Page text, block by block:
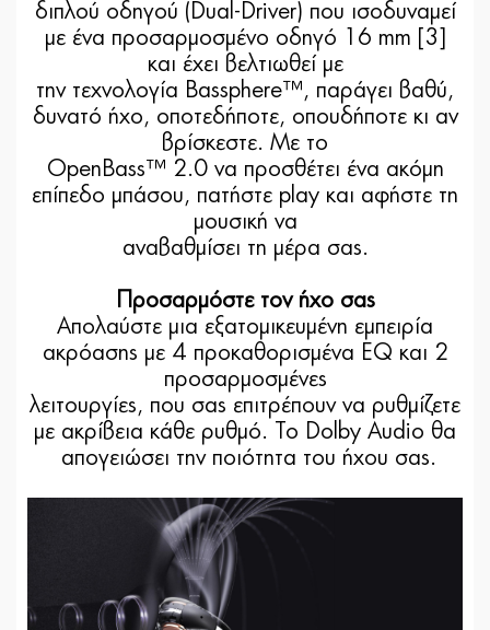
διπλού οδηγού (Dual-Driver) που ισοδυναμεί
με ένα προσαρμοσμένο οδηγό 16 mm [3]
και έχει βελτιωθεί με
την τεχνολογία Bassphere™, παράγει βαθύ,
δυνατό ήχο, οποτεδήποτε, οπουδήποτε κι αν
βρίσκεστε. Με το
OpenBass™ 2.0 να προσθέτει ένα ακόμη
επίπεδο μπάσου, πατήστε play και αφήστε τη
μουσική να
αναβαθμίσει τη μέρα σας.
Προσαρμόστε τον ήχο σας
Απολαύστε μια εξατομικευμένη εμπειρία
ακρόασης με 4 προκαθορισμένα EQ και 2
προσαρμοσμένες
λειτουργίες, που σας επιτρέπουν να ρυθμίζετε
με ακρίβεια κάθε ρυθμό. Το Dolby Audio θα
απογειώσει την ποιότητα του ήχου σας.